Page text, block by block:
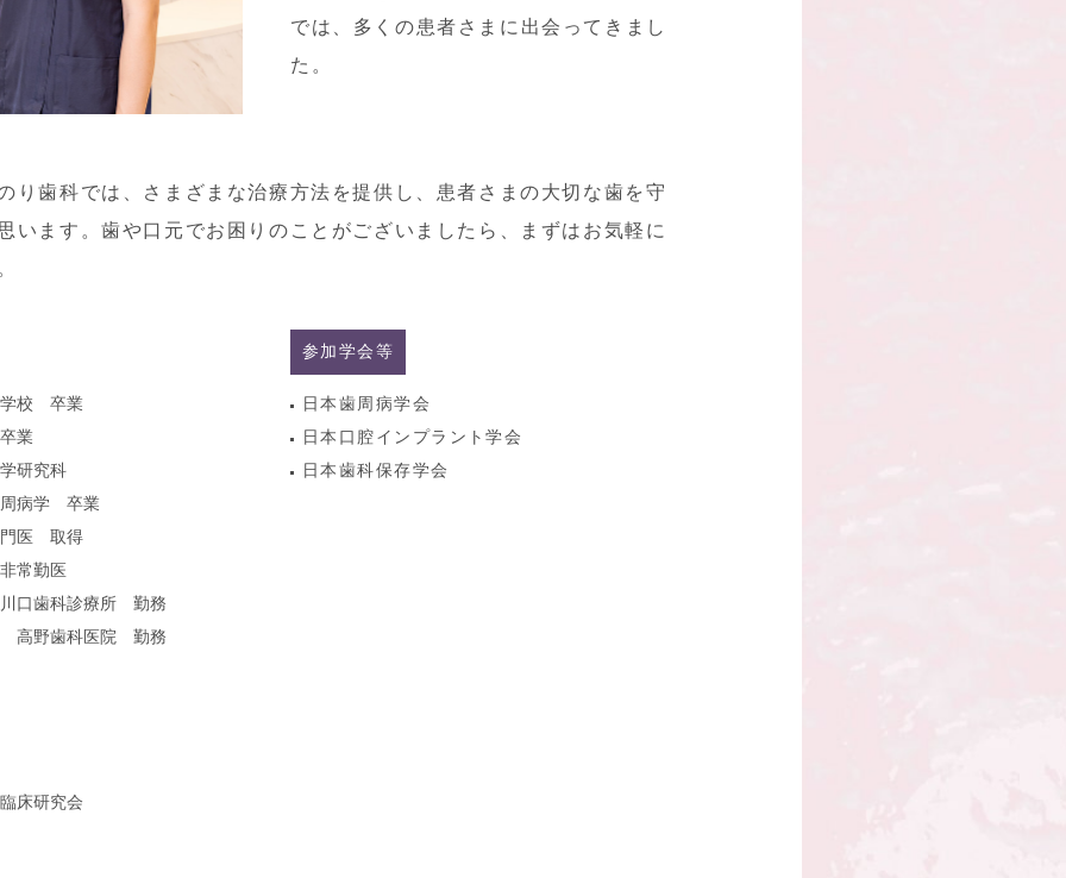
では、多くの患者さまに出会ってきまし
た。
り歯科では、さまざまな治療方法を提供し、患者さまの大切な歯を守
います。歯や口元でお困りのことがございましたら、まずはお気軽に
学校 卒業
業
研究科
周病学 卒業
門医 取得
常勤医
川口歯科診療所 勤務
高野歯科医院 勤務
参加学会等
日本歯周病学会
日本口腔インプラント学会
日本歯科保存学会
床研究会